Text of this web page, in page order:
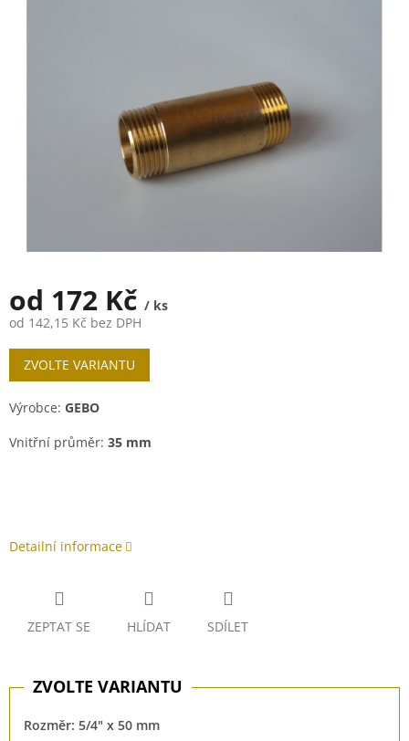
od 172 Kč / ks
od 142,15 Kč bez DPH
Měrná
cena:
ZVOLTE VARIANTU
Výrobce: GEBO
Vnitřní průměr: 35 mm
Detailní informace
ZEPTAT SE HLÍDAT SDÍLET
Rozměr: 5/4" x 50 mm